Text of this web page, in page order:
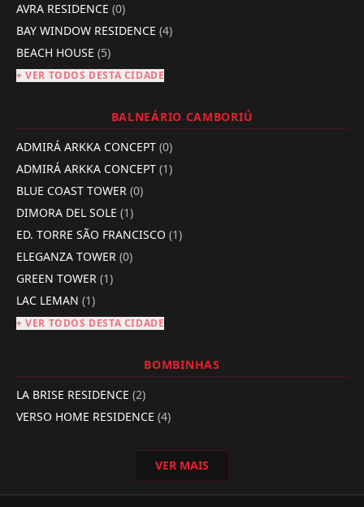
AVRA RESIDENCE (0)
BAY WINDOW RESIDENCE (4)
BEACH HOUSE (5)
+ VER TODOS DESTA CIDADE
BALNEÁRIO CAMBORIÚ
ADMIRÁ ARKKA CONCEPT (0)
ADMIRÁ ARKKA CONCEPT (1)
BLUE COAST TOWER (0)
DIMORA DEL SOLE (1)
ED. TORRE SÃO FRANCISCO (1)
ELEGANZA TOWER (0)
GREEN TOWER (1)
LAC LEMAN (1)
+ VER TODOS DESTA CIDADE
BOMBINHAS
LA BRISE RESIDENCE (2)
VERSO HOME RESIDENCE (4)
VER MAIS